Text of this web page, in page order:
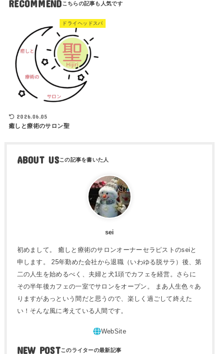
RECOMMEND
ドライヘッドスパ
2026.06.05
癒しと療術のサロン聖
ABOUT US
sei
初めまして。 癒しと療術のサロンオーナーセラピストのseiと
申します。 25年勤めた会社から退職（いわゆる脱サラ）後、第
二の人生を始めるべく、夫婦と犬1頭でカフェを経営。さらに
その半年後カフェの一室でサロンをオープン。 まあ人生色々あ
りますがあっという間だと思うので、楽しく過ごして終えた
い！そんな風に考えている人間です。
NEW POST